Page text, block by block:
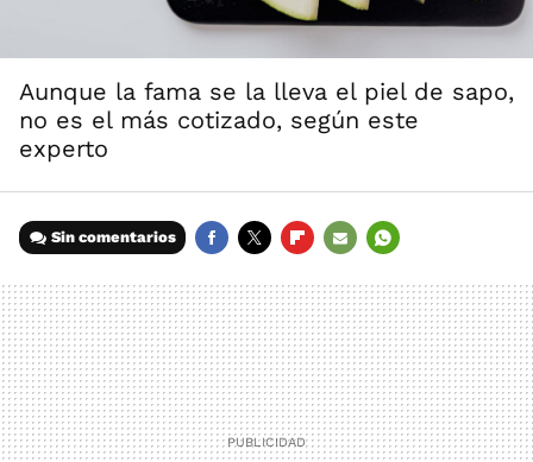
Aunque la fama se la lleva el piel de sapo,
no es el más cotizado, según este
experto
Sin comentarios
MAIL